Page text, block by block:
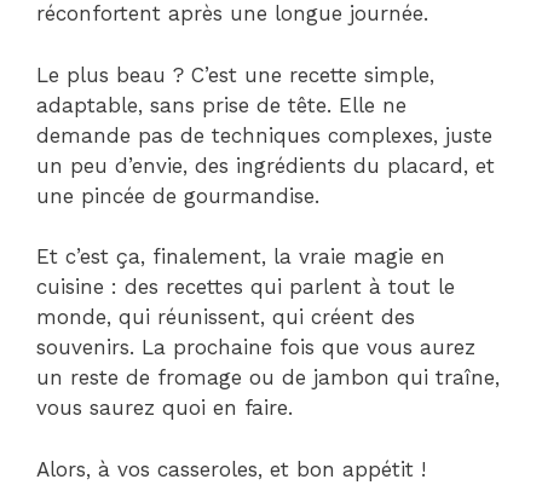
réconfortent après une longue journée.
Le plus beau ? C’est une recette simple,
adaptable, sans prise de tête. Elle ne
demande pas de techniques complexes, juste
un peu d’envie, des ingrédients du placard, et
une pincée de gourmandise.
Et c’est ça, finalement, la vraie magie en
cuisine : des recettes qui parlent à tout le
monde, qui réunissent, qui créent des
souvenirs. La prochaine fois que vous aurez
un reste de fromage ou de jambon qui traîne,
vous saurez quoi en faire.
Alors, à vos casseroles, et bon appétit !